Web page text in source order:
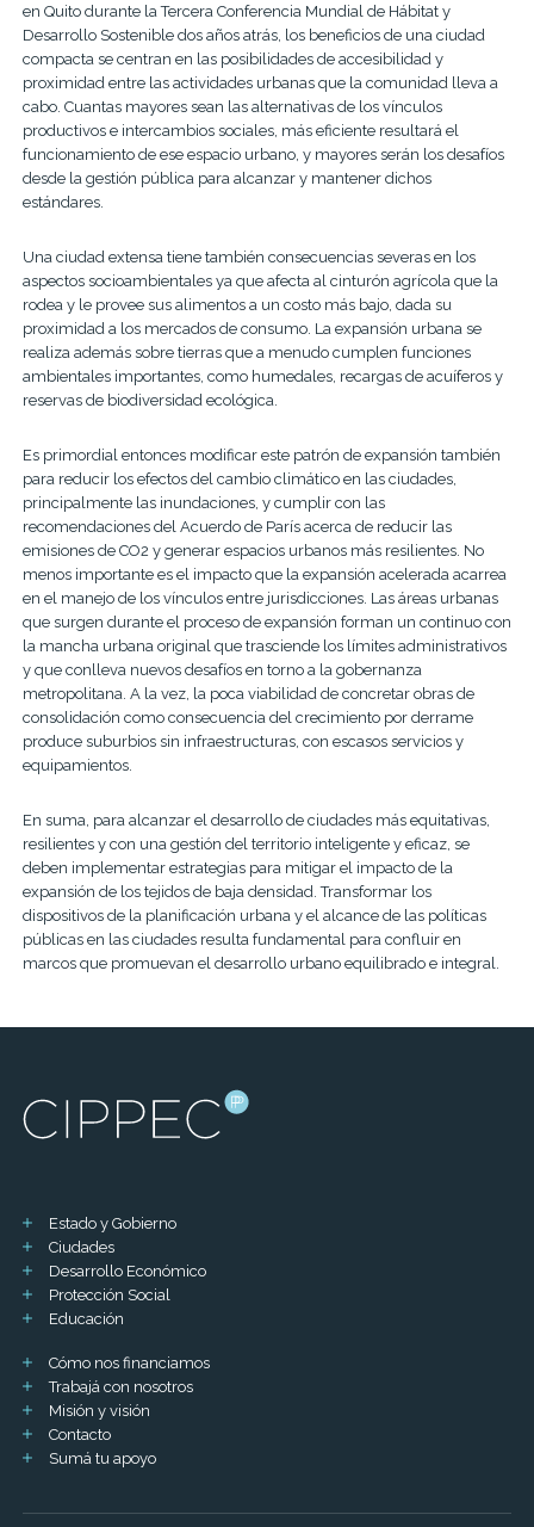
en Quito durante la Tercera Conferencia Mundial de Hábitat y
Desarrollo Sostenible dos años atrás, los beneficios de una ciudad
compacta se centran en las posibilidades de accesibilidad y
proximidad entre las actividades urbanas que la comunidad lleva a
cabo. Cuantas mayores sean las alternativas de los vínculos
productivos e intercambios sociales, más eficiente resultará el
funcionamiento de ese espacio urbano, y mayores serán los desafíos
desde la gestión pública para alcanzar y mantener dichos
estándares.
Una ciudad extensa tiene también consecuencias severas en los
aspectos socioambientales ya que afecta al cinturón agrícola que la
rodea y le provee sus alimentos a un costo más bajo, dada su
proximidad a los mercados de consumo. La expansión urbana se
realiza además sobre tierras que a menudo cumplen funciones
ambientales importantes, como humedales, recargas de acuíferos y
reservas de biodiversidad ecológica.
Es primordial entonces modificar este patrón de expansión también
para reducir los efectos del cambio climático en las ciudades,
principalmente las inundaciones, y cumplir con las
recomendaciones del Acuerdo de París acerca de reducir las
emisiones de CO2 y generar espacios urbanos más resilientes. No
menos importante es el impacto que la expansión acelerada acarrea
en el manejo de los vínculos entre jurisdicciones. Las áreas urbanas
que surgen durante el proceso de expansión forman un continuo con
la mancha urbana original que trasciende los límites administrativos
y que conlleva nuevos desafíos en torno a la gobernanza
metropolitana. A la vez, la poca viabilidad de concretar obras de
consolidación como consecuencia del crecimiento por derrame
produce suburbios sin infraestructuras, con escasos servicios y
equipamientos.
En suma, para alcanzar el desarrollo de ciudades más equitativas,
resilientes y con una gestión del territorio inteligente y eficaz, se
deben implementar estrategias para mitigar el impacto de la
expansión de los tejidos de baja densidad. Transformar los
dispositivos de la planificación urbana y el alcance de las políticas
públicas en las ciudades resulta fundamental para confluir en
marcos que promuevan el desarrollo urbano equilibrado e integral.
Estado y Gobierno
Ciudades
Desarrollo Económico
Protección Social
Educación
Cómo nos financiamos
Trabajá con nosotros
Misión y visión
Contacto
Sumá tu apoyo